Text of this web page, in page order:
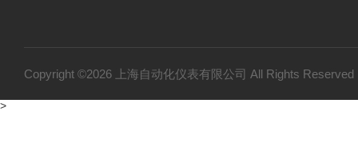
Copyright ©2026 上海自动化仪表有限公司 All Rights
>